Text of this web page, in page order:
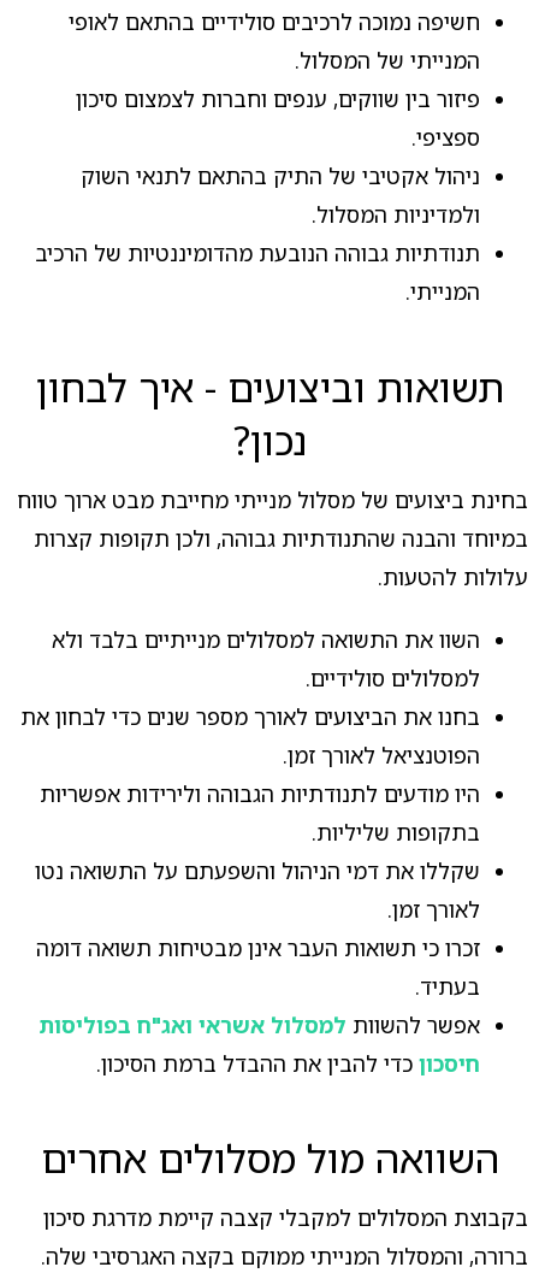
חשיפה נמוכה לרכיבים סולידיים בהתאם לאופי
המנייתי של המסלול.
פיזור בין שווקים, ענפים וחברות לצמצום סיכון
ספציפי.
ניהול אקטיבי של התיק בהתאם לתנאי השוק
ולמדיניות המסלול.
תנודתיות גבוהה הנובעת מהדומיננטיות של הרכיב
המנייתי.
תשואות וביצועים - איך לבחון
נכון?
בחינת ביצועים של מסלול מנייתי מחייבת מבט ארוך טווח
במיוחד והבנה שהתנודתיות גבוהה, ולכן תקופות קצרות
עלולות להטעות.
השוו את התשואה למסלולים מנייתיים בלבד ולא
למסלולים סולידיים.
בחנו את הביצועים לאורך מספר שנים כדי לבחון את
הפוטנציאל לאורך זמן.
היו מודעים לתנודתיות הגבוהה ולירידות אפשריות
בתקופות שליליות.
שקללו את דמי הניהול והשפעתם על התשואה נטו
לאורך זמן.
זכרו כי תשואות העבר אינן מבטיחות תשואה דומה
בעתיד.
אפשר להשוות למסלול אשראי ואג"ח בפוליסות
חיסכוןכדי להבין את ההבדל ברמת הסיכון.
השוואה מול מסלולים אחרים
בקבוצת המסלולים למקבלי קצבה קיימת מדרגת סיכון
ברורה, והמסלול המנייתי ממוקם בקצה האגרסיבי שלה.